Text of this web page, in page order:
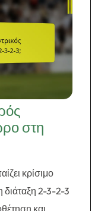
στη
κρίσιμο
2-3-2-3